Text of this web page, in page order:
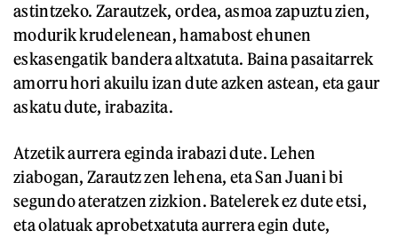
astintzeko. Zarautzek, ordea, asmoa zapuztu zien,
modurik krudelenean, hamabost ehunen
eskasengatik bandera altxatuta. Baina pasaitarrek
amorru hori akuilu izan dute azken astean, eta gaur
askatu dute, irabazita.
Atzetik aurrera eginda irabazi dute. Lehen
ziabogan, Zarautz zen lehena, eta San Juani bi
segundo ateratzen zizkion. Batelerek ez dute etsi,
eta olatuak aprobetxatuta aurrera egin dute,